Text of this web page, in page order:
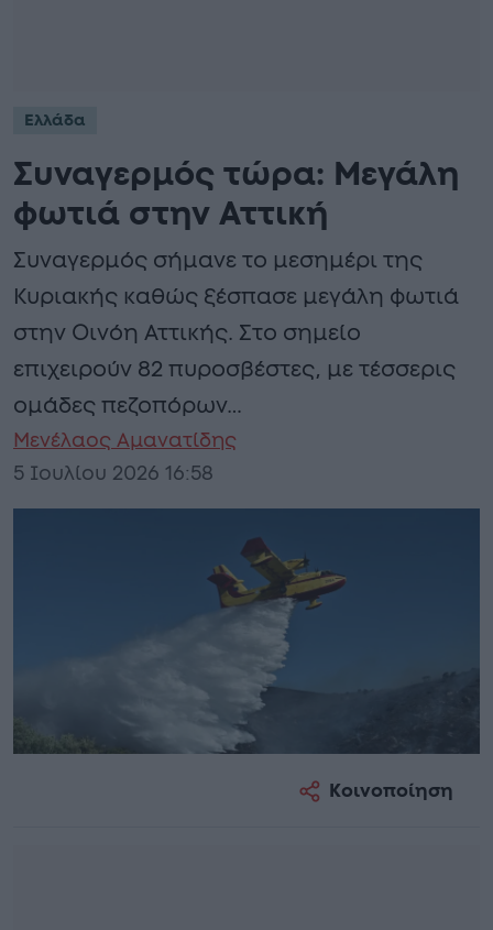
Ελλάδα
Συναγερμός τώρα: Μεγάλη
φωτιά στην Αττική
Συναγερμός σήμανε το μεσημέρι της
Κυριακής καθώς ξέσπασε μεγάλη φωτιά
στην Οινόη Αττικής. Στο σημείο
επιχειρούν 82 πυροσβέστες, με τέσσερις
ομάδες πεζοπόρων…
Μενέλαος Αμανατίδης
5 Ιουλίου 2026 16:58
Κοινοποίηση